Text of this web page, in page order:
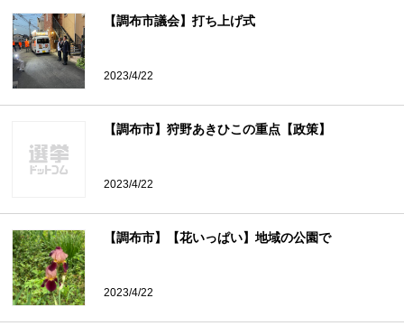
【調布市議会】打ち上げ式
2023/4/22
【調布市】狩野あきひこの重点【政策】
2023/4/22
【調布市】【花いっぱい】地域の公園で
2023/4/22